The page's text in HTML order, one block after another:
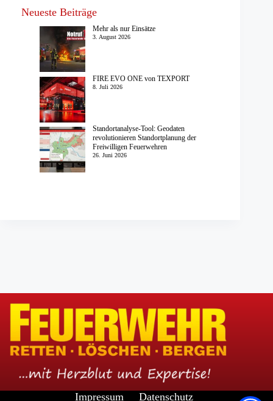
Neueste Beiträge
Mehr als nur Einsätze
3. August 2026
FIRE EVO ONE von TEXPORT
8. Juli 2026
Standortanalyse-Tool: Geodaten
revolutionieren Standortplanung der
Freiwilligen Feuerwehren
26. Juni 2026
Impressum Datenschutz